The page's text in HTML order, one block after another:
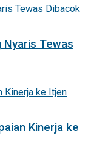
Nyaris Tewas
Kinerja ke